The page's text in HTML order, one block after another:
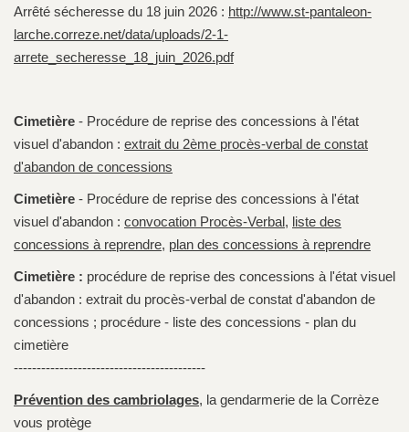
Arrêté sécheresse du 18 juin 2026 : http://www.st-pantaleon-
larche.correze.net/data/uploads/2-1-
arrete_secheresse_18_juin_2026.pdf
Cimetière - Procédure de reprise des concessions à l'état
visuel d'abandon : extrait du 2ème procès-verbal de constat
d'abandon de concessions
Cimetière - Procédure de reprise des concessions à l'état
visuel d'abandon : convocation Procès-Verbal, liste des
concessions à reprendre, plan des concessions à reprendre
Cimetière : procédure de reprise des concessions à l'état visuel
d'abandon : extrait du procès-verbal de constat d'abandon de
concessions ; procédure - liste des concessions - plan du
cimetière
------------------------------------------
Prévention des cambriolages, la gendarmerie de la Corrèze
vous protège